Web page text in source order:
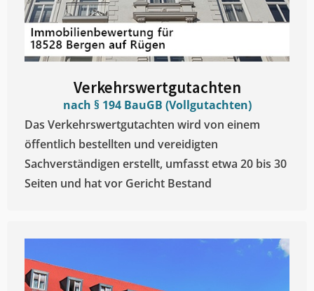
Verkehrswertgutachten
nach § 194 BauGB (Vollgutachten)
Das Verkehrswertgutachten wird von einem
öffentlich bestellten und vereidigten
Sachverständigen erstellt, umfasst etwa 20 bis 30
Seiten und hat vor Gericht Bestand